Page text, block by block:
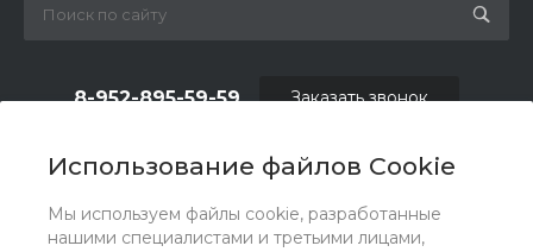
Использование файлов Cookie
Мы используем файлы cookie, разработанные
нашими специалистами и третьими лицами,
shop.fas@list.ru
8-952-895-59-59
oas_reklama@list.ru
Заказать звонок